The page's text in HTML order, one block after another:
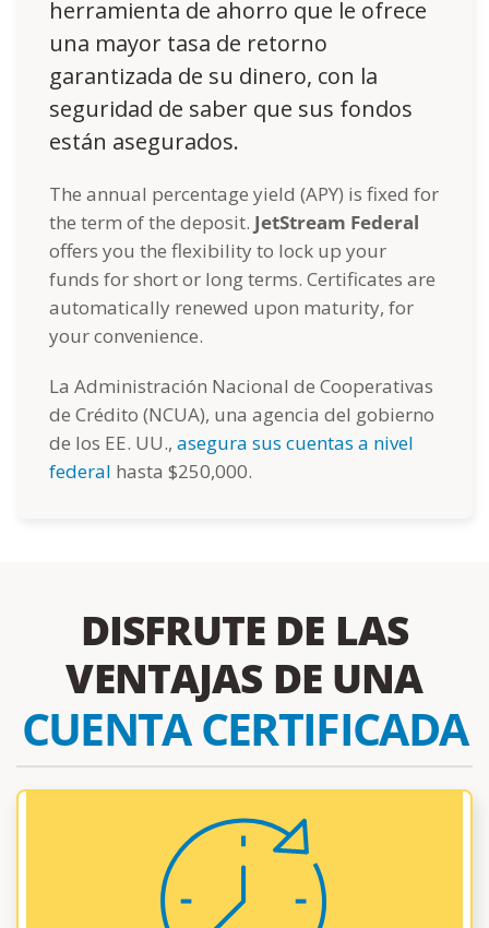
herramienta de ahorro que le ofrece
una mayor tasa de retorno
garantizada de su dinero, con la
seguridad de saber que sus fondos
están asegurados.
The annual percentage yield (APY) is fixed for
the term of the deposit. JetStream Federal
offers you the flexibility to lock up your
funds for short or long terms. Certificates are
automatically renewed upon maturity, for
your convenience.
La Administración Nacional de Cooperativas
de Crédito (NCUA), una agencia del gobierno
de los EE. UU., asegura sus cuentas a nivel
federal hasta $250,000.
DISFRUTE DE LAS
VENTAJAS DE UNA
CUENTA CERTIFICADA